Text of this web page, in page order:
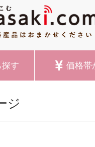
探す 価格帯
ジ